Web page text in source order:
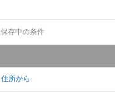
保存中の条件
住所から